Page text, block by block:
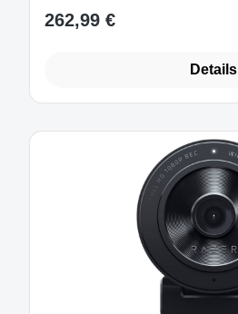
Regulärer Preis:
262,99 €
Details